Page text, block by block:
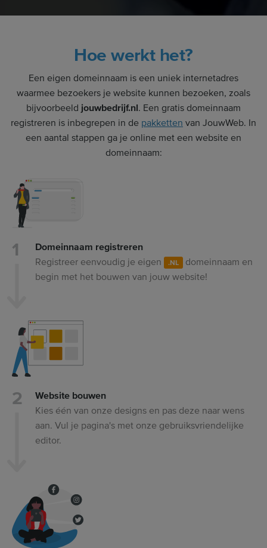
Hoe werkt het?
Een eigen domeinnaam is een uniek internetadres
waarmee bezoekers je website kunnen bezoeken, zoals
bijvoorbeeld jouwbedrijf.nl. Een gratis domeinnaam
registreren is inbegrepen in de pakketten van JouwWeb. In
een aantal stappen ga je online met een website en
domeinnaam:
Domeinnaam registreren
Registreer eenvoudig je eigen
.NL
domeinnaam en
begin met het bouwen van jouw website!
Website bouwen
Kies één van onze designs en pas deze naar wens
aan. Vul je pagina's met onze gebruiksvriendelijke
editor.